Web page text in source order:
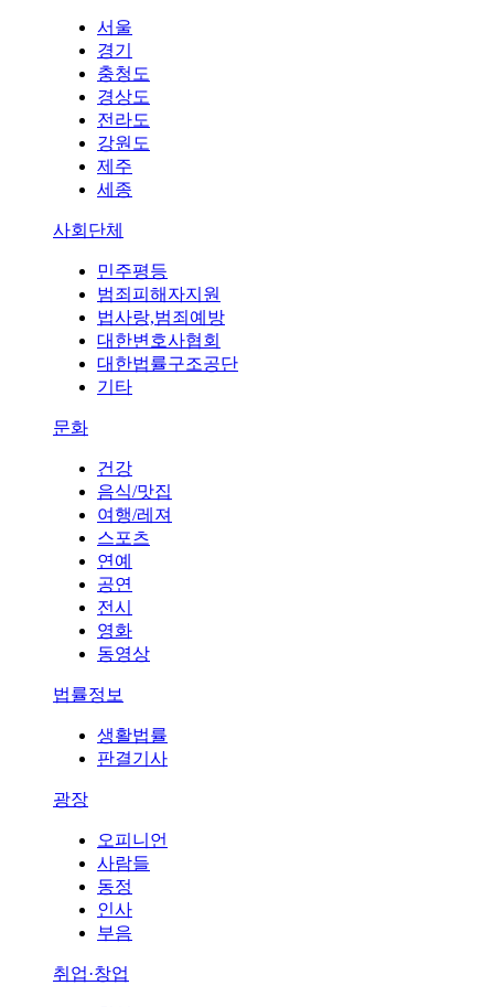
서울
경기
충청도
경상도
전라도
강원도
제주
세종
사회단체
민주평등
범죄피해자지원
법사랑,범죄예방
대한변호사협회
대한법률구조공단
기타
문화
건강
음식/맛집
여행/레져
스포츠
연예
공연
전시
영화
동영상
법률정보
생활법률
판결기사
광장
오피니언
사람들
동정
인사
부음
취업·창업